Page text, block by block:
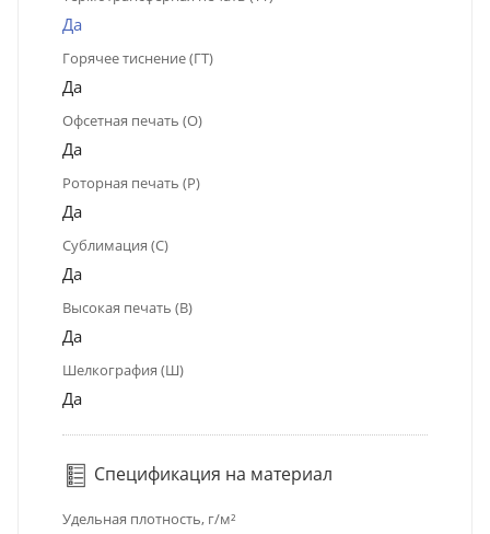
Да
Горячее тиснение (ГТ)
Да
Офсетная печать (О)
Да
Роторная печать (Р)
Да
Сублимация (С)
Да
Высокая печать (В)
Да
Шелкография (Ш)
Да
Спецификация на материал
Удельная плотность, г/м²